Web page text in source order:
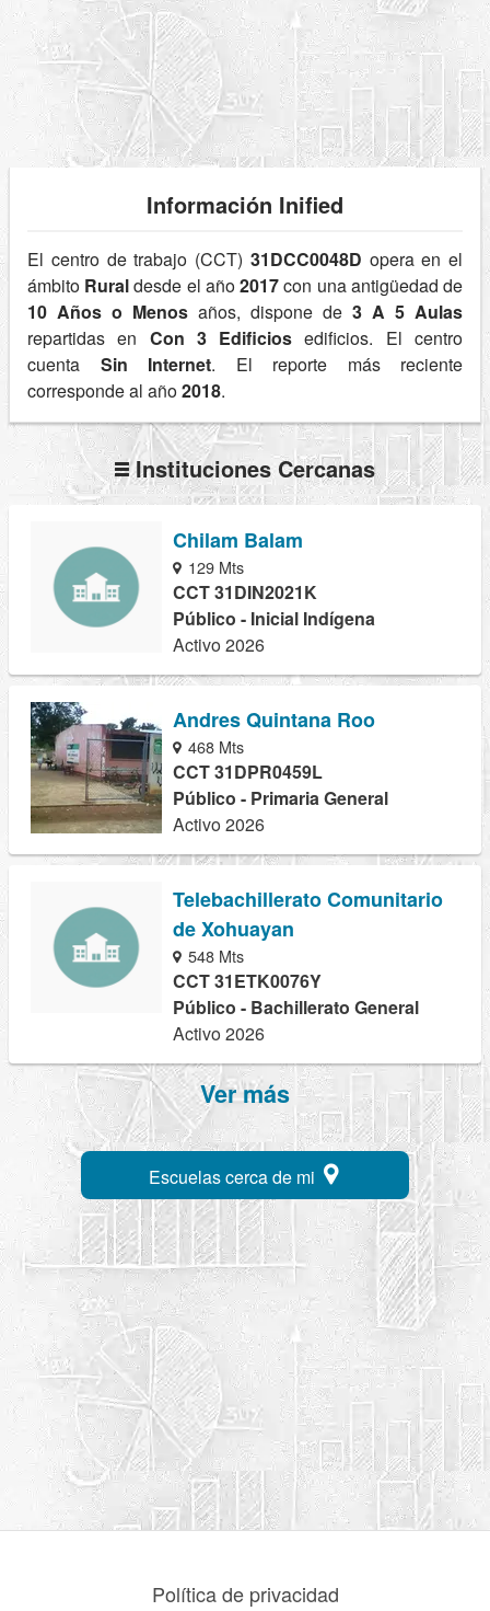
Información Inified
El centro de trabajo (CCT) 31DCC0048D opera en el
ámbito Ruraldesde el año2017con una antigüedad de
10 Años o Menos años, dispone de 3 A 5 Aulas
repartidas en Con 3 Edificios edificios. El centro
cuenta Sin Internet. El reporte más reciente
corresponde al año2018.
Instituciones Cercanas
Chilam Balam
129 Mts
CCT 31DIN2021K
Público - Inicial Indígena
Activo 2026
Andres Quintana Roo
468 Mts
CCT 31DPR0459L
Público - Primaria General
Activo 2026
Telebachillerato Comunitario
de Xohuayan
548 Mts
CCT 31ETK0076Y
Público - Bachillerato General
Activo 2026
Ver más
Escuelas cerca de mi
Política de privacidad